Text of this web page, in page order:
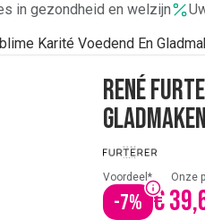
in gezondheid en welzijn
Karité Voedend En
René
Voordeel*
-7%
Onze
€